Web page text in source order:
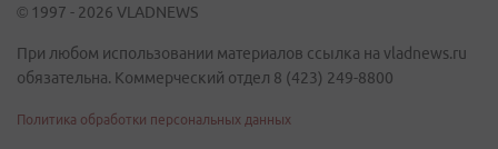
© 1997 - 2026 VLADNEWS
При любом использовании материалов ссылка на vladnews.ru
обязательна. Коммерческий отдел 8 (423) 249-8800
Политика обработки персональных данных